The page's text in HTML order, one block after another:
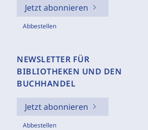
Jetzt abonnieren
Abbestellen
NEWSLETTER FÜR
BIBLIOTHEKEN UND DEN
BUCHHANDEL
Jetzt abonnieren
Abbestellen